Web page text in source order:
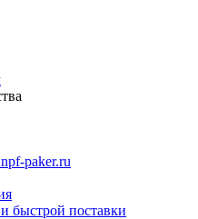
paker.ru
быстрой поставки